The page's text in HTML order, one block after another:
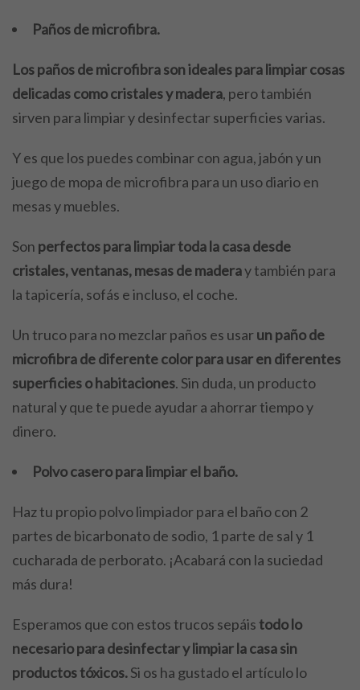
Paños de microfibra.
Los paños de microfibra son ideales para limpiar cosas
delicadas como cristales y madera, pero también
sirven para limpiar y desinfectar superficies varias.
Y es que los puedes combinar con agua, jabón y un
juego de mopa de microfibra para un uso diario en
mesas y muebles.
Son perfectos para limpiar toda la casa desde
cristales, ventanas, mesas de maderay también para
la tapicería, sofás e incluso, el coche.
Un truco para no mezclar paños es usarun paño de
microfibra de diferente color para usar en diferentes
superficies o habitaciones. Sin duda, un producto
natural y que te puede ayudar a ahorrar tiempo y
dinero.
Polvo casero para limpiar el baño.
Haz tu propio polvo limpiador para el baño con 2
partes de bicarbonato de sodio, 1 parte de sal y 1
cucharada de perborato. ¡Acabará con la suciedad
más dura!
Esperamos que con estos trucos sepáistodo lo
necesario para desinfectar y limpiar la casa sin
productos tóxicos.Si os ha gustado el artículo lo